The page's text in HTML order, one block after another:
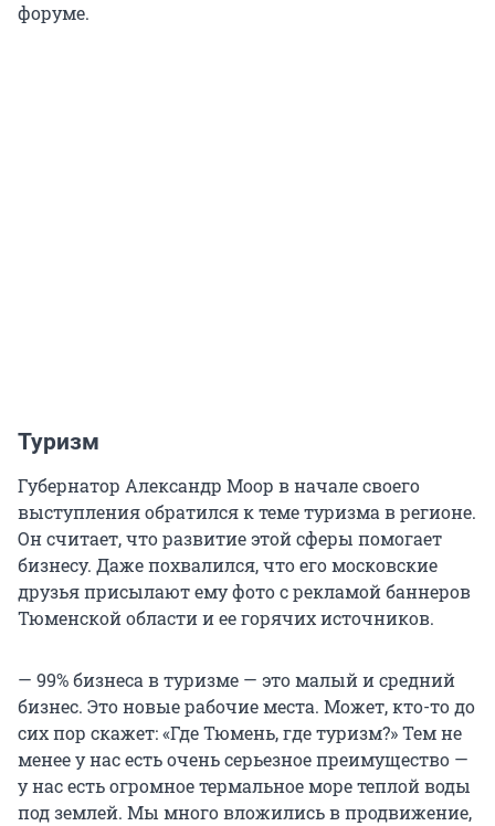
форуме.
Туризм
Губернатор Александр Моор в начале своего
выступления обратился к теме туризма в регионе.
Он считает, что развитие этой сферы помогает
бизнесу. Даже похвалился, что его московские
друзья присылают ему фото с рекламой баннеров
Тюменской области и ее горячих источников.
— 99% бизнеса в туризме — это малый и средний
бизнес. Это новые рабочие места. Может, кто-то до
сих пор скажет: «Где Тюмень, где туризм?» Тем не
менее у нас есть очень серьезное преимущество —
у нас есть огромное термальное море теплой воды
под землей. Мы много вложились в продвижение,